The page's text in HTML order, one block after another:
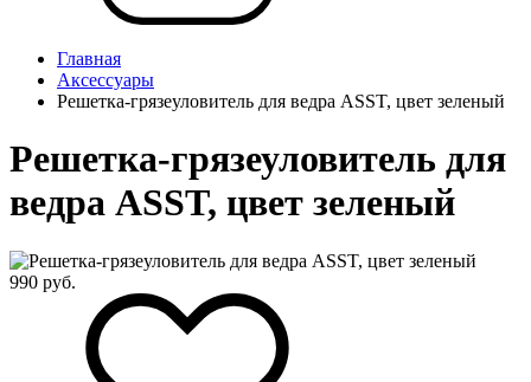
Главная
Аксессуары
Решетка-грязеуловитель для ведра ASST, цвет зеленый
Решетка-грязеуловитель для
ведра ASST, цвет зеленый
990 руб.